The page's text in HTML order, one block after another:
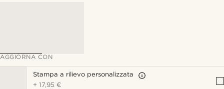
AGGIORNA CON
Stampa a rilievo personalizzata
+17,95 €